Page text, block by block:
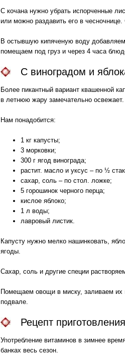
С кочана нужно убрать испорченные
или можно раздавить его в
В остывшую кипяченую воду
помещаем под груз и через 4 часа
С виноградом и
Более пикантный вариант квашенной
в летнюю жару замечательно освежает.
Нам понадобится:
1 кг капусты;
3 морковки;
300 г ягод винограда;
растит. масло и уксус – по ½
сахар, соль – по стол. ложке;
5 горошинок черного перца;
кислое яблоко;
1 л воды;
лавровый листик.
Капусту нужно мелко нашинковать,
ягоды.
Сахар, соль и другие специи
Помещаем овощи в миску, заливаем их
подвале.
Рецепт
Употребление витаминов в зимнее
банках весь сезон.